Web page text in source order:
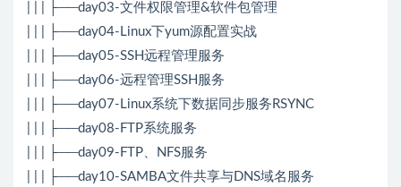
| | | ├──day03-文件权限管理&软件包管理
| | | ├──day04-Linux下yum源配置实战
| | | ├──day05-SSH远程管理服务
| | | ├──day06-远程管理SSH服务
| | | ├──day07-Linux系统下数据同步服务RSYNC
| | | ├──day08-FTP系统服务
| | | ├──day09-FTP、NFS服务
| | | ├──day10-SAMBA文件共享与DNS域名服务